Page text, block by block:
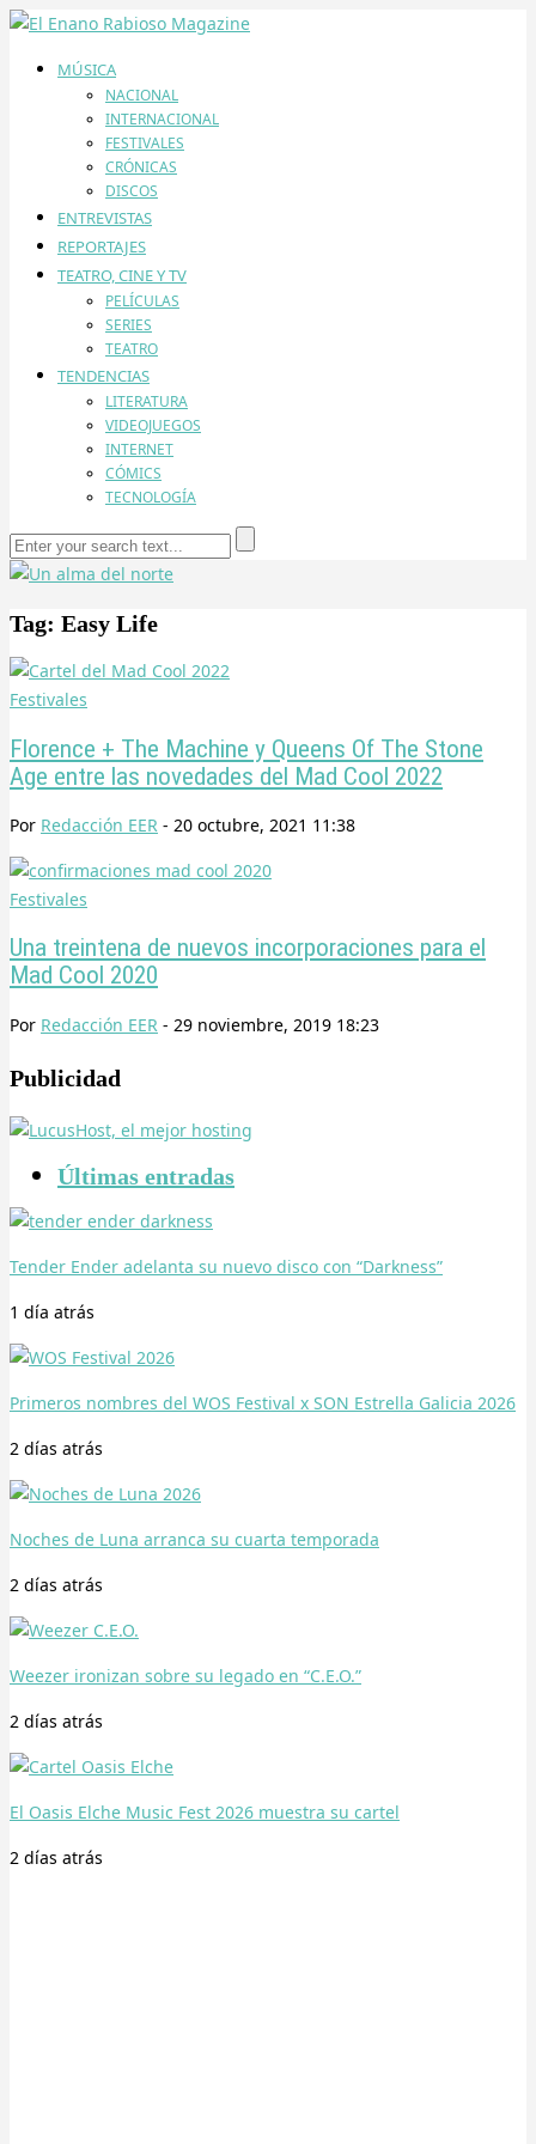
MÚSICA
NACIONAL
INTERNACIONAL
FESTIVALES
CRÓNICAS
DISCOS
ENTREVISTAS
REPORTAJES
TEATRO, CINE Y TV
PELÍCULAS
SERIES
TEATRO
TENDENCIAS
LITERATURA
VIDEOJUEGOS
INTERNET
CÓMICS
TECNOLOGÍA
Tag: Easy Life
Festivales
Florence + The Machine y Queens Of The Stone
Age entre las novedades del Mad Cool 2022
Por Redacción EER - 20 octubre, 2021 11:38
Festivales
Una treintena de nuevos incorporaciones para el
Mad Cool 2020
Por Redacción EER - 29 noviembre, 2019 18:23
Publicidad
Últimas entradas
Tender Ender adelanta su nuevo disco con “Darkness”
1 día atrás
Primeros nombres del WOS Festival x SON Estrella Galicia 2026
2 días atrás
Noches de Luna arranca su cuarta temporada
2 días atrás
Weezer ironizan sobre su legado en “C.E.O.”
2 días atrás
El Oasis Elche Music Fest 2026 muestra su cartel
2 días atrás